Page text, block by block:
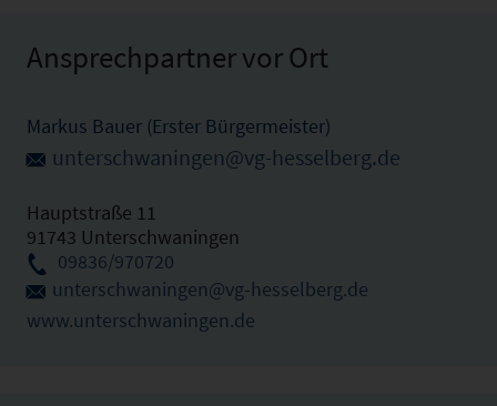
Ansprechpartner vor Ort
Markus Bauer (Erster Bürgermeister)
unterschwaningen@vg-hesselberg.de
Hauptstraße 11
91743 Unterschwaningen
09836/970720
unterschwaningen@vg-hesselberg.de
www.unterschwaningen.de